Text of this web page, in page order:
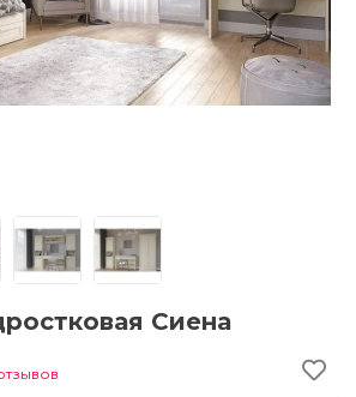
Сиена